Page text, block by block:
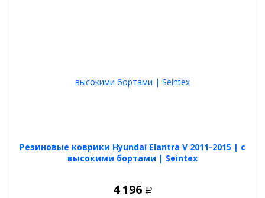
Резиновые коврики Hyundai Elantra V 2011-2015 | с
высокими бортами | Seintex
4 196 Р